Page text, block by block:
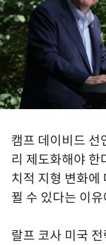
캠프 데이비드 선
리 제도화해야 한
치적 지형 변화에
뀔 수 있다는 이
랄프 코사 미국